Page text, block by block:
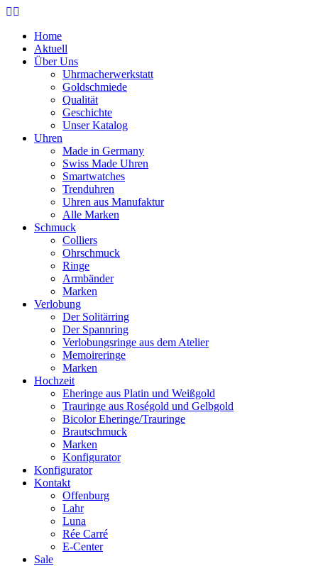
Home
Aktuell
Über Uns
Uhrmacherwerkstatt
Goldschmiede
Qualität
Geschichte
Unser Katalog
Uhren
Made in Germany
Swiss Made Uhren
Smartwatches
Trenduhren
Uhren aus Manufaktur
Alle Marken
Schmuck
Colliers
Ohrschmuck
Ringe
Armbänder
Marken
Verlobung
Der Solitärring
Der Spannring
Verlobungsringe aus dem Atelier
Memoireringe
Marken
Hochzeit
Eheringe aus Platin und Weißgold
Trauringe aus Roségold und Gelbgold
Bicolor Eheringe/Trauringe
Brautschmuck
Marken
Konfigurator
Konfigurator
Kontakt
Offenburg
Lahr
Luna
Rée Carré
E-Center
Sale